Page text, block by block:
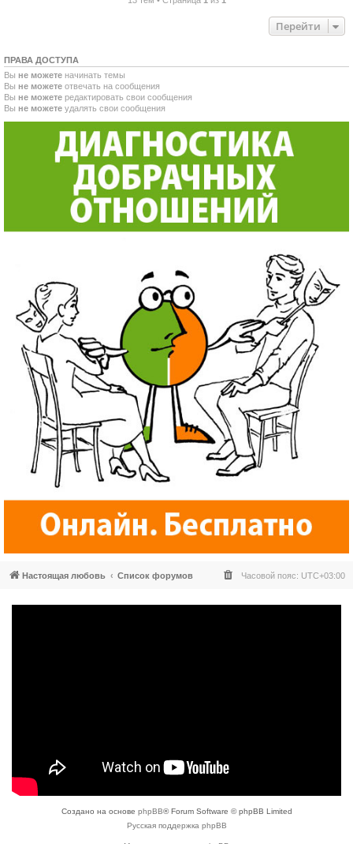
Перейти
ПРАВА ДОСТУПА
Вы не можете начинать темы
Вы не можете отвечать на сообщения
Вы не можете редактировать свои сообщения
Вы не можете удалять свои сообщения
Настоящая любовь Список форумов Часовой пояс: UTC+03:00
Создано на основе phpBB® Forum Software © phpBB Limited
Русская поддержка phpBB